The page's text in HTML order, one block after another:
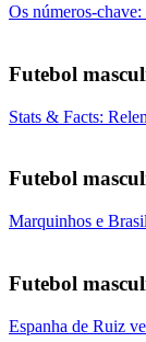
Os números-
Futebol
Stats & Facts:
Futebol
Marquinhos e
Futebol
Espanha de Ruiz